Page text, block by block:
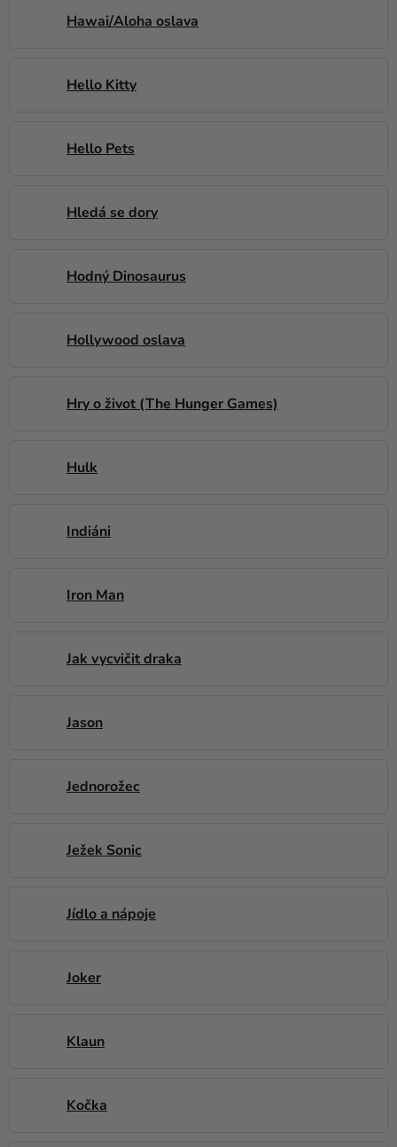
Hawai/Aloha oslava
Hello Kitty
Hello Pets
Hledá se dory
Hodný Dinosaurus
Hollywood oslava
Hry o život (The Hunger Games)
Hulk
Indiáni
Iron Man
Jak vycvičit draka
Jason
Jednorožec
Ježek Sonic
Jídlo a nápoje
Joker
Klaun
Kočka